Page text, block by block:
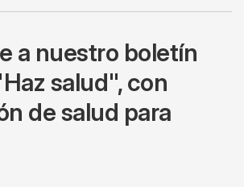
a nuestro boletín
salud", con
de salud para